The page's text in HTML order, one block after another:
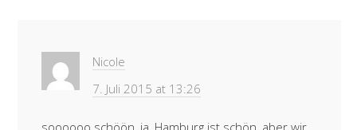
Nicole
7. Juli 2015 at 13:26
soooooo schöön, ja, Hamburg ist schön, aber wir